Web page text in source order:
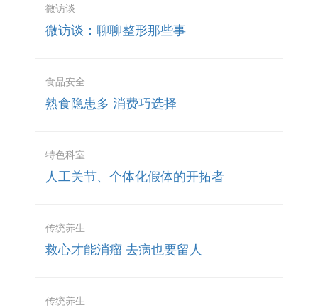
微访谈
微访谈：聊聊整形那些事
食品安全
熟食隐患多 消费巧选择
特色科室
人工关节、个体化假体的开拓者
传统养生
救心才能消瘤 去病也要留人
传统养生